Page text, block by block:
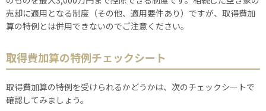
売却に適用となる制度（その他、適用要件あり）ですが、取得費加
算の特例とは併用できないのでご注意ください。
取得費加算の特例チェックシート
取得費加算の特例を受けられるかどうかは、次のチェックシートで
確認してみましょう。